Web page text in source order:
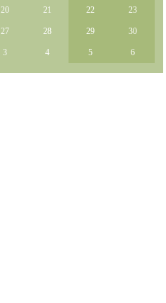
20 21 22 23
27 28 29 30
3 4 5 6